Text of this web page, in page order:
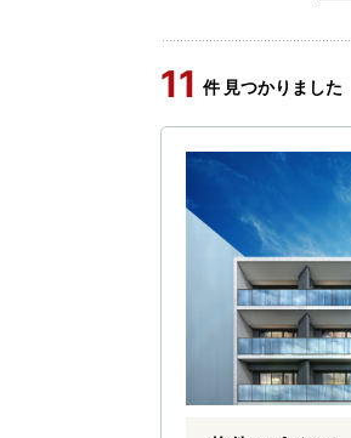
11 件 見つかりました